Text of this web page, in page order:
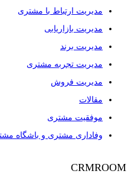
مدیریت ارتباط با مشتری
مدیریت بازاریابی
مدیریت برند
مدیریت تجربه مشتری
مدیریت فروش
مقالات
موفقیت مشتری
وفاداری مشتری و باشگاه
CRMROOM